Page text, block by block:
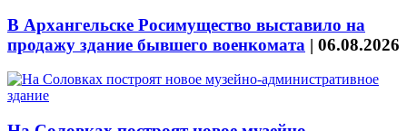
В Архангельске Росимущество выставило на
продажу здание бывшего военкомата | 06.08.2026